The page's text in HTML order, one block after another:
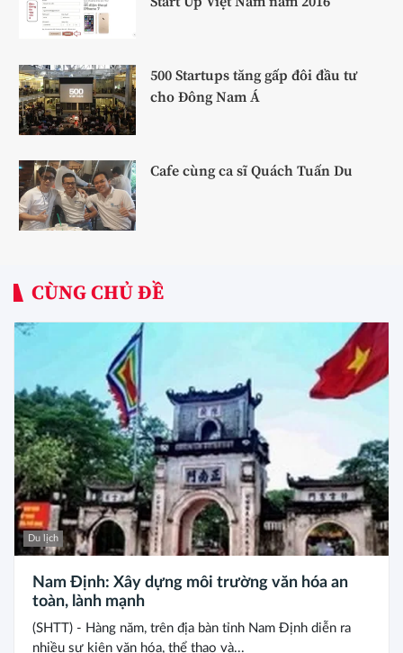
500 Startups tăng gấp đôi đầu tư
cho Đông Nam Á
Cafe cùng ca sĩ Quách Tuấn Du
CÙNG CHỦ ĐỀ
Du lịch
Nam Định: Xây dựng môi trường văn hóa an
toàn, lành mạnh
(SHTT) - Hàng năm, trên địa bàn tỉnh Nam Định diễn ra
nhiều sự kiện văn hóa, thể thao và...